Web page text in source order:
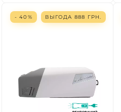
- 40% ВЫГОДА 888 ГРН.